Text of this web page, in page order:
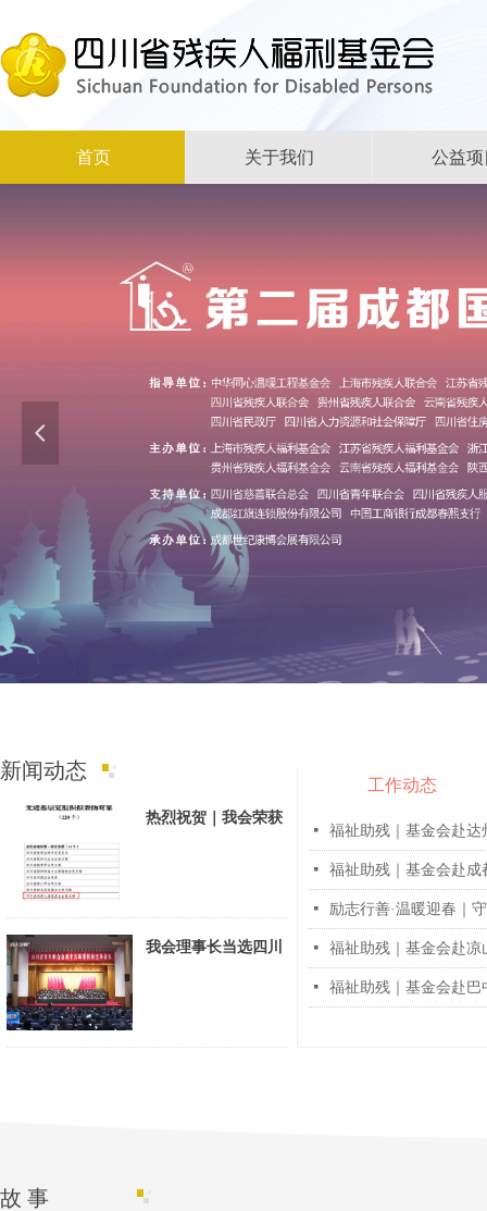
首页 关于我们 公益项
넳
新闻动态
热烈祝贺｜我会荣获
我会理事长当选四川
工作动态
넷 福祉助残｜基金会赴达
넷 福祉助残｜基金会赴成
넷
넷 福祉助残｜基金会赴凉
넷 福祉助残｜基金会赴巴
故 事